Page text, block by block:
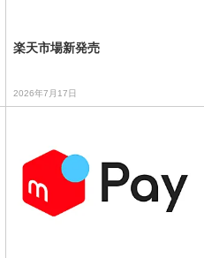
楽天市場新発売
2026年7月17日